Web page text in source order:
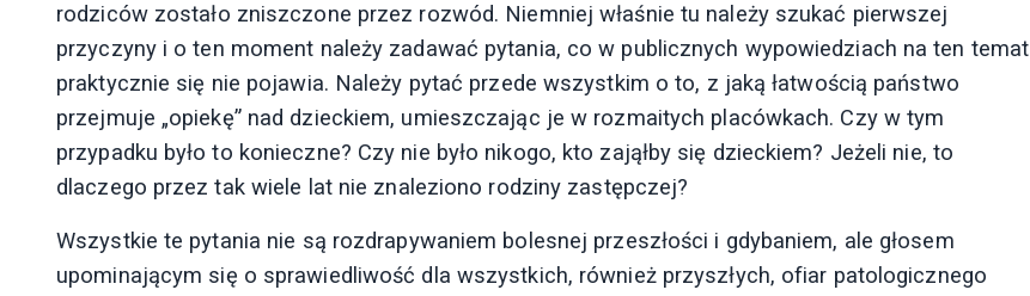
rodziców zostało zniszczone przez rozwód. Niemniej właśnie tu należy szukać pierwszej
przyczyny i o ten moment należy zadawać pytania, co w publicznych wypowiedziach na ten temat
praktycznie się nie pojawia. Należy pytać przede wszystkim o to, z jaką łatwością państwo
przejmuje „opiekę” nad dzieckiem, umieszczając je w rozmaitych placówkach. Czy w tym
przypadku było to konieczne? Czy nie było nikogo, kto zająłby się dzieckiem? Jeżeli nie, to
dlaczego przez tak wiele lat nie znaleziono rodziny zastępczej?
Wszystkie te pytania nie są rozdrapywaniem bolesnej przeszłości i gdybaniem, ale głosem
upominającym się o sprawiedliwość dla wszystkich, również przyszłych, ofiar patologicznego